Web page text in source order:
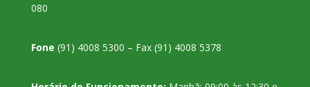
080
Fone (91) 4008 5300 – Fax (91) 4008 5378